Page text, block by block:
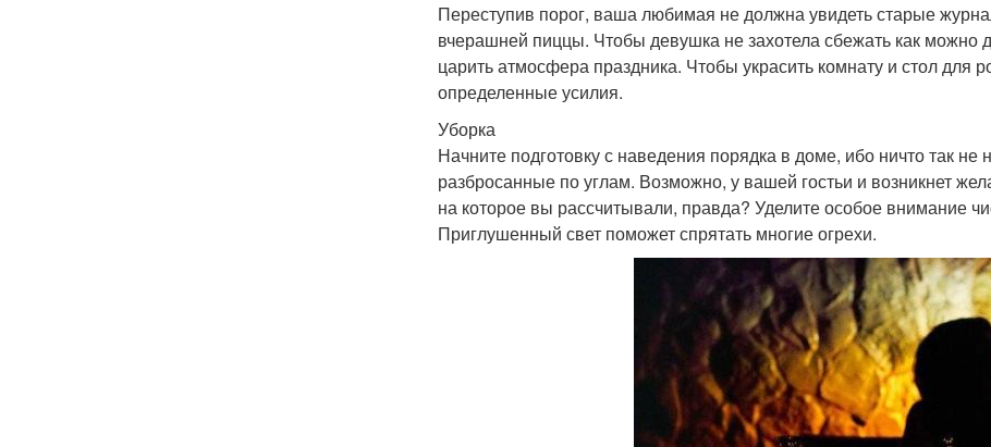
Переступив порог, ваша любимая не должна увидеть старые
вчерашней пиццы. Чтобы девушка не захотела сбежать как
царить атмосфера праздника. Чтобы украсить комнату и стол для
определенные усилия.
Уборка
Начните подготовку с наведения порядка в доме, ибо ничто так
разбросанные по углам. Возможно, у вашей гостьи и возникнет
на которое вы рассчитывали, правда? Уделите особое внимание
Приглушенный свет поможет спрятать многие огрехи.